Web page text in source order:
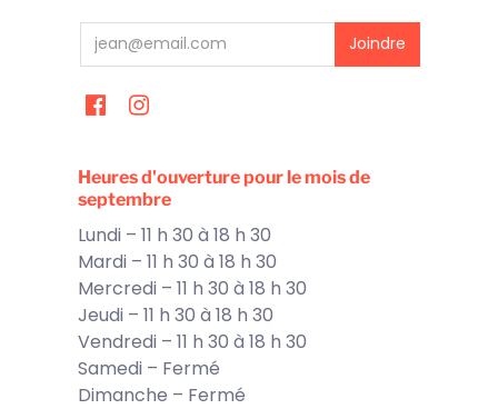
Heures d'ouverture pour le mois de
septembre
Lundi – 11 h 30 à 18 h 30
Mardi – 11 h 30 à 18 h 30
Mercredi – 11 h 30 à 18 h 30
Jeudi – 11 h 30 à 18 h 30
Vendredi – 11 h 30 à 18 h 30
Samedi – Fermé
Dimanche – Fermé